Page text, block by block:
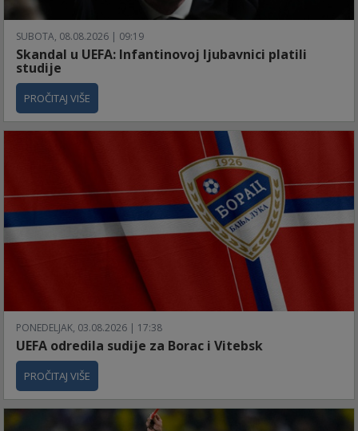
SUBOTA, 08.08.2026 | 09:19
Skandal u UEFA: Infantinovoj ljubavnici platili
studije
PROČITAJ VIŠE
PONEDELJAK, 03.08.2026 | 17:38
UEFA odredila sudije za Borac i Vitebsk
PROČITAJ VIŠE